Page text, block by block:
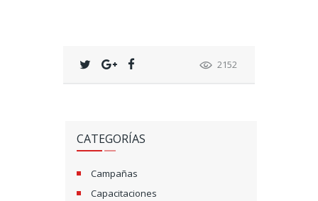
2152
CATEGORÍAS
Campañas
Capacitaciones